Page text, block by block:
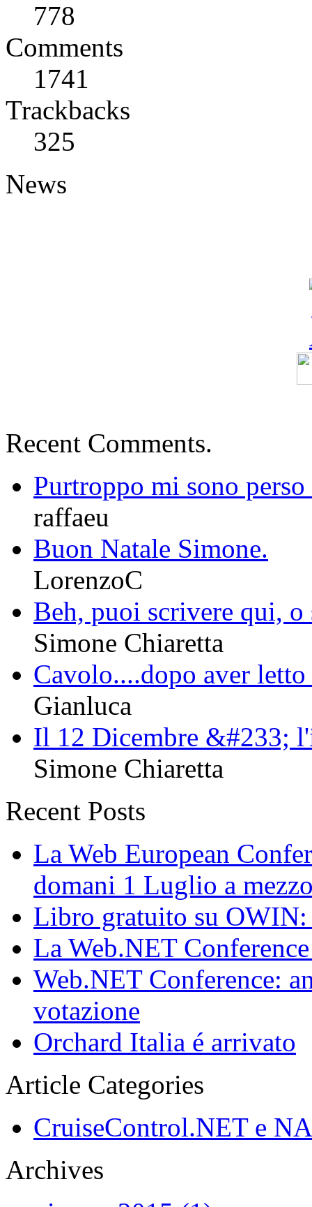
778
Comments
1741
Trackbacks
325
News
Recent Comments.
Purtroppo mi sono
raffaeu
Buon Natale Simone.
LorenzoC
Beh, puoi scrivere qui,
Simone Chiaretta
Cavolo....dopo aver
Gianluca
Il 12 Dicembre &#233;
Simone Chiaretta
Recent Posts
La Web European
domani 1 Luglio a
Libro gratuito su
La Web.NET
Web.NET Conference:
votazione
Orchard Italia é arrivato
Article Categories
CruiseControl.NET e
Archives